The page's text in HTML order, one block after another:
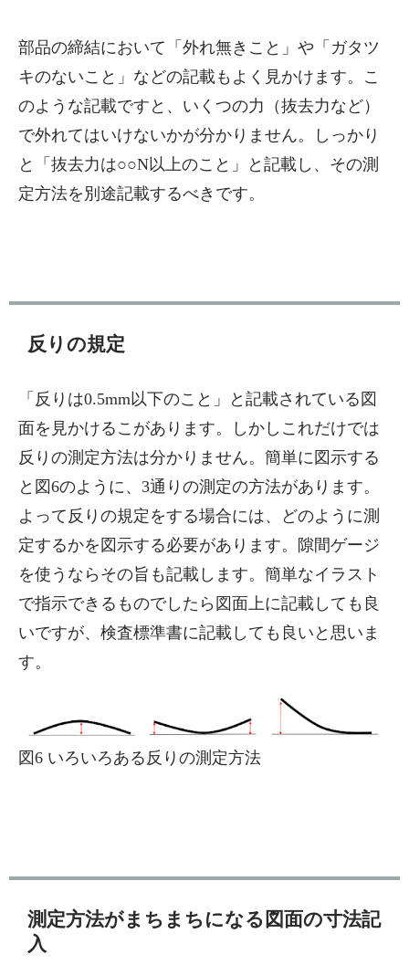
部品の締結において「外れ無きこと」や「ガタツ
キのないこと」などの記載もよく見かけます。こ
のような記載ですと、いくつの力（抜去力など）
で外れてはいけないかが分かりません。しっかり
と「抜去力は○○N以上のこと」と記載し、その測
定方法を別途記載するべきです。
反りの規定
「反りは0.5mm以下のこと」と記載されている図
面を見かけるこがあります。しかしこれだけでは
反りの測定方法は分かりません。簡単に図示する
と図6のように、3通りの測定の方法があります。
よって反りの規定をする場合には、どのように測
定するかを図示する必要があります。隙間ゲージ
を使うならその旨も記載します。簡単なイラスト
で指示できるものでしたら図面上に記載しても良
いですが、検査標準書に記載しても良いと思いま
す。
図6 いろいろある反りの測定方法
測定方法がまちまちになる図面の寸法記
入